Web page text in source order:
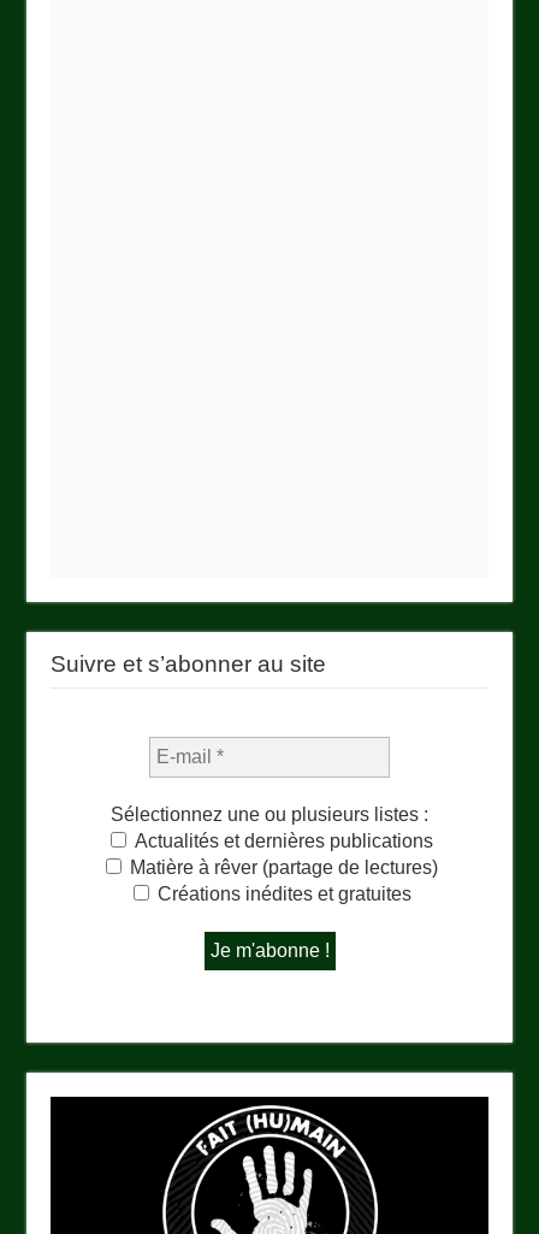
Suivre et s’abonner au site
Sélectionnez une ou plusieurs listes :
Actualités et dernières publications
Matière à rêver (partage de lectures)
Créations inédites et gratuites